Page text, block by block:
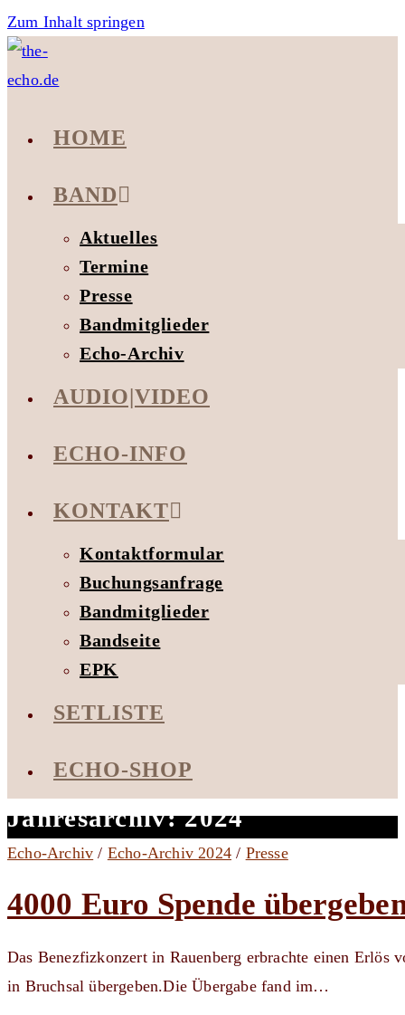
Zum Inhalt springen
HOME
BAND
Aktuelles
Termine
Presse
Bandmitglieder
Echo-Archiv
AUDIO|VIDEO
ECHO-INFO
KONTAKT
Kontaktformular
Buchungsanfrage
Bandmitglieder
Bandseite
EPK
SETLISTE
ECHO-SHOP
Jahresarchiv: 2024
Echo-Archiv / Echo-Archiv 2024 / Presse
4000 Euro Spende
Das Benezfizkonzert in Rauenberg erbrachte einen Erlös
in Bruchsal übergeben.Die Übergabe fand im…